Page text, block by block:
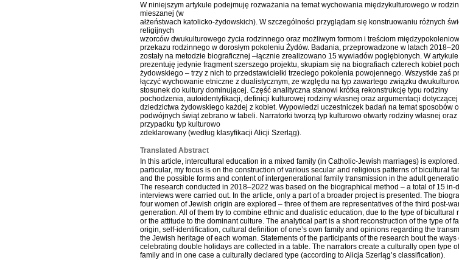
W niniejszym artykule podejmuję rozważania na temat wychowania międzykulturowego w
mieszanej (w
ałżeństwach katolicko-żydowskich). W szczególności przyglądam się konstruowaniu różnych
religijnych
wzorców dwukulturowego życia rodzinnego oraz możliwym formom i treściom
przekazu rodzinnego w dorosłym pokoleniu Żydów. Badania, przeprowadzone w latach
zostały na metodzie biograficznej –łącznie zrealizowano 15 wywiadów pogłębionych. W artykule
prezentuję jedynie fragment szerszego projektu, skupiam się na biografiach czterech kobiet
żydowskiego – trzy z nich to przedstawicielki trzeciego pokolenia powojennego. Wszystkie zaś
łączyć wychowanie etniczne z dualistycznym, ze względu na typ zawartego związku
stosunek do kultury dominującej. Część analityczna stanowi krótką rekonstrukcję typu rodziny
pochodzenia, autoidentyfikacji, definicji kulturowej rodziny własnej oraz argumentacji
dziedzictwa żydowskiego każdej z kobiet. Wypowiedzi uczestniczek badań na temat sposobów
podwójnych świąt zebrano w tabeli. Narratorki tworzą typ kulturowo otwarty rodziny własnej
przypadku typ kulturowo
zdeklarowany (według klasyfikacji Alicji Szerląg).
Translated Abstract
In this article, intercultural education in a mixed family (in Catholic-Jewish marriages) is
particular, my focus is on the construction of various secular and religious patterns of bicultural
and the possible forms and content of intergenerational family transmission in the adult
The research conducted in 2018–2022 was based on the biographical method – a total of 15 in-
interviews were carried out. In the article, only a part of a broader project is presented. The
four women of Jewish origin are explored – three of them are representatives of the third post-
generation. All of them try to combine ethnic and dualistic education, due to the type of bicultural
or the attitude to the dominant culture. The analytical part is a short reconstruction of the type of
origin, self-identification, cultural definition of one’s own family and opinions regarding the
the Jewish heritage of each woman. Statements of the participants of the research bout the ways
celebrating double holidays are collected in a table. The narrators create a culturally open type
family and in one case a culturally declared type (according to Alicja Szerląg’s classification).